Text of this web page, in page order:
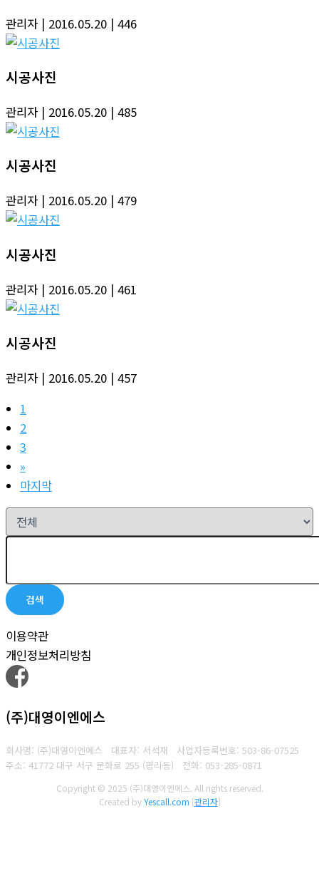
관리자 | 2016.05.20 | 446
시공사진
관리자 | 2016.05.20 | 485
시공사진
관리자 | 2016.05.20 | 479
시공사진
관리자 | 2016.05.20 | 461
시공사진
관리자 | 2016.05.20 | 457
1
2
3
»
마지막
검색
이용약관
개인정보처리방침
(주)대영이엔에스
회사명: (주)대영이엔에스 대표자: 서석재 사업자등록번호: 503-86-07525
주소: 41772 대구 서구 문화로 255 (평리동) 전화: 053-285-0871
Copyright © 2025 (주)대영이엔에스. All rights reserved.
Created byYescall.com [관리자]